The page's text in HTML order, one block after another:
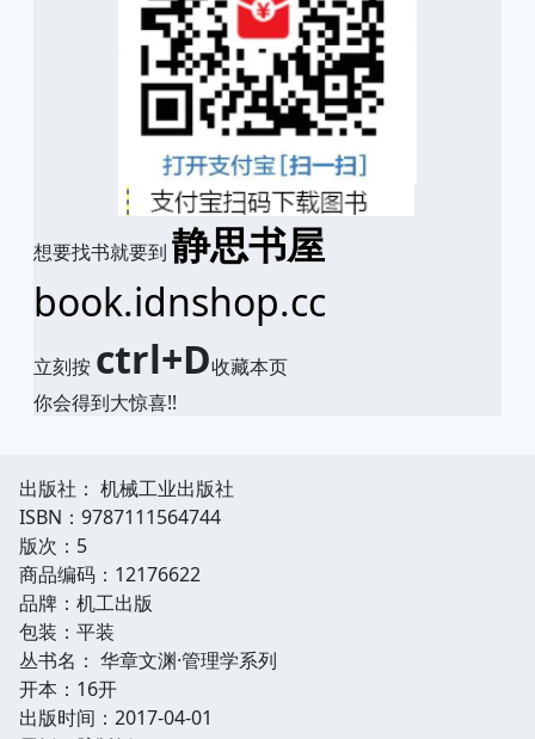
想要找书就要到 静思书屋
book.idnshop.cc
立刻按 ctrl+D收藏本页
你会得到大惊喜!!
出版社： 机械工业出版社
ISBN：9787111564744
版次：5
商品编码：12176622
品牌：机工出版
包装：平装
丛书名： 华章文渊·管理学系列
开本：16开
出版时间：2017-04-01